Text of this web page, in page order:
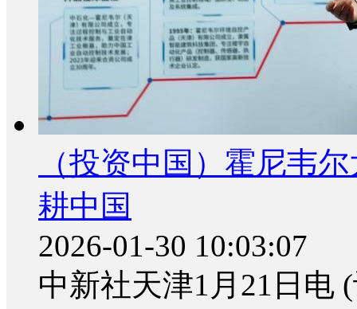
（投资中国）霍尼韦
耕中国
2026-01-30 10:03:07
中新社天津1月21日电